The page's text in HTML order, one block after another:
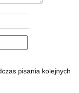
pisania kolejnych